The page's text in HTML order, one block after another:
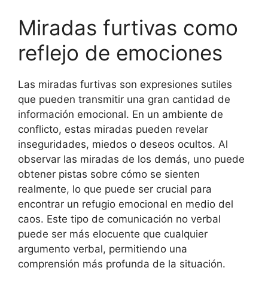
Miradas furtivas como
reflejo de emociones
Las miradas furtivas son expresiones sutiles
que pueden transmitir una gran cantidad de
información emocional. En un ambiente de
conflicto, estas miradas pueden revelar
inseguridades, miedos o deseos ocultos. Al
observar las miradas de los demás, uno puede
obtener pistas sobre cómo se sienten
realmente, lo que puede ser crucial para
encontrar un refugio emocional en medio del
caos. Este tipo de comunicación no verbal
puede ser más elocuente que cualquier
argumento verbal, permitiendo una
comprensión más profunda de la situación.